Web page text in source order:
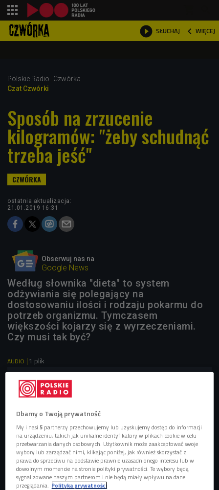
 SŁUCHAJ  WIĘCEJ

Polskie Radio
Czwórka
Czat Czwórki
Sposób na zrzucenie
kilogramów: "żeby schudnąć
trzeba jeść"
ostatnia aktualizacja:
21.01.2019 16:31
Obserwuj nas na
Google News
Według słownika "dieta" to system
odżywiania się polegający na
dostosowaniu ilości i rodzaju pokarmu do
potrzeb organizmu. Tymczasem
większości kojarzy się z wyrzeczeniami.
Czy musi tak być?
AUDIO 1 plik
 22'55
Dobre nawyki w odżywianiu: "Wybierzmy trzy i stosujmy
Dbamy o Twoją prywatność
My i nasi5 partnerzy przechowujemy lub uzyskujemy dostęp do informacji
na urządzeniu, takich jak unikalne identyfikatory w plikach cookie w celu
przetwarzania danych osobowych. Użytkownik może zaakceptować swoje
wybory lub zarządzać nimi, klikając poniżej, jak również skorzystać z
prawa do sprzeciwu na podstawie prawnie uzasadnionego interesu lub w
dowolnym momencie na stronie polityki prywatności. Te wybory będą
sygnalizowane naszym partnerom i nie będą miały wpływu na dane
przeglądania. Polityka prywatności